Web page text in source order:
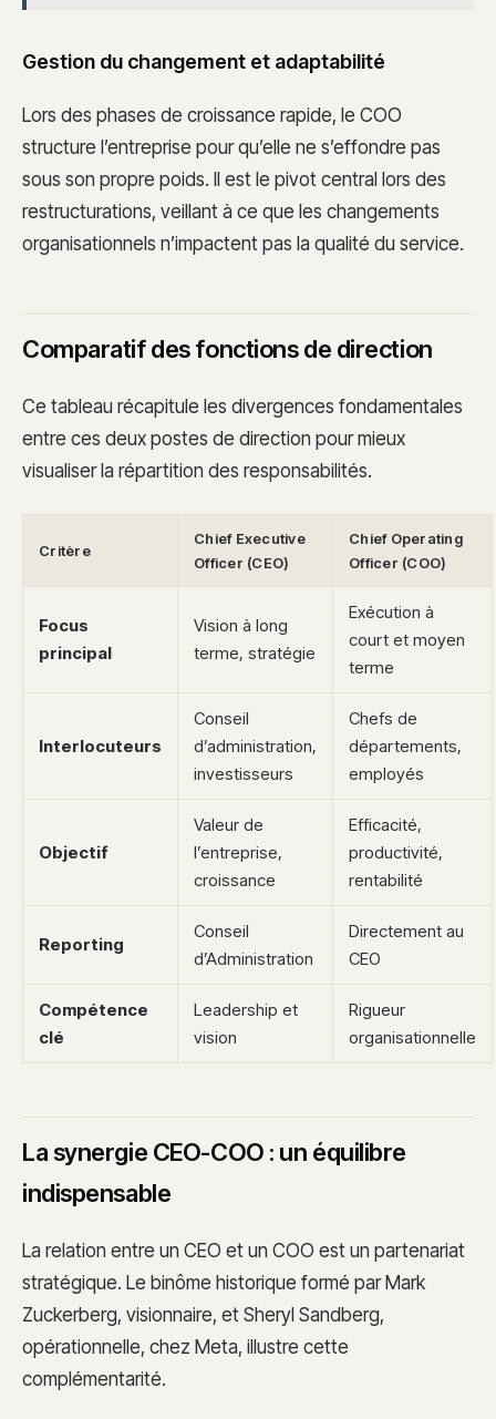
Gestion du changement et adaptabilité
Lors des phases de croissance rapide, le COO
structure l’entreprise pour qu’elle ne s’effondre pas
sous son propre poids. Il est le pivot central lors des
restructurations, veillant à ce que les changements
organisationnels n’impactent pas la qualité du service.
Comparatif des fonctions de direction
Ce tableau récapitule les divergences fondamentales
entre ces deux postes de direction pour mieux
visualiser la répartition des responsabilités.
Critère
Chief Executive
Officer (CEO)
Chief Operating
Officer (COO)
Focus
principal
Vision à long
terme, stratégie
Exécution à
court et moyen
terme
Interlocuteurs
Conseil
d’administration,
investisseurs
Chefs de
départements,
employés
Objectif
Valeur de
l’entreprise,
croissance
Efficacité,
productivité,
rentabilité
Reporting
Conseil
d’Administration
Directement au
CEO
Compétence
clé
Leadership et
vision
Rigueur
organisationnelle
La synergie CEO-COO : un équilibre
indispensable
La relation entre un CEO et un COO est un partenariat
stratégique. Le binôme historique formé par Mark
Zuckerberg, visionnaire, et Sheryl Sandberg,
opérationnelle, chez Meta, illustre cette
complémentarité.